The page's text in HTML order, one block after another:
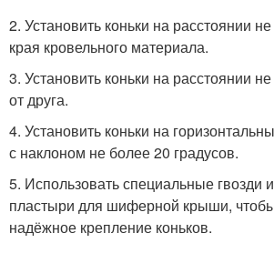
2. Установить коньки на расстоянии
края кровельного материала.
3. Установить коньки на расстоянии
от друга.
4. Установить коньки на
с наклоном не более 20 градусов.
5. Использовать специальные гвозди
пластыри для шиферной крыши,
надёжное крепление коньков.